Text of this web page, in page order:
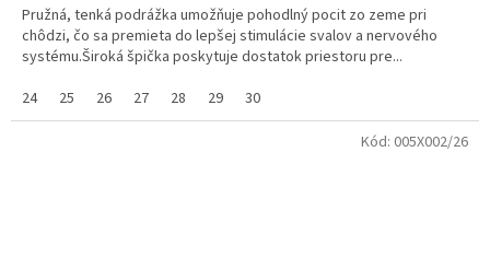
Pružná, tenká podrážka umožňuje pohodlný pocit zo zeme pri
chôdzi, čo sa premieta do lepšej stimulácie svalov a nervového
systému.Široká špička poskytuje dostatok priestoru pre...
24
25 26 27 28 29 30
Kód: 005X002/26